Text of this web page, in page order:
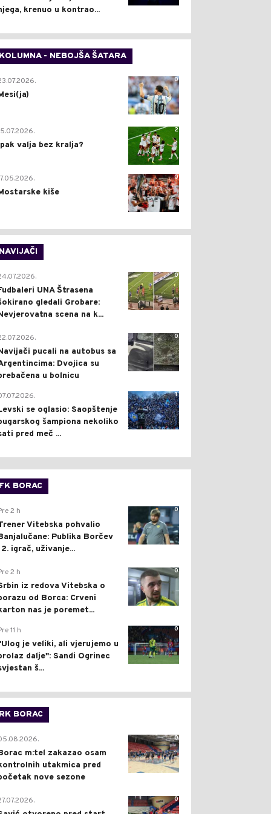
krenuo u kontrao...
KOLUMNA - NEBOJŠA ŠATARA
0
2
valja bez kralja?
0
kiše
NAVIJAČI
0
UNA Štrasena
gledali Grobare:
scena na k...
0
pucali na autobus sa
Dvojica su
u bolnicu
1
se oglasio: Saopštenje
šampiona nekoliko
pred meč ...
FK BORAC
0
2 h
Vitebska pohvalio
Publika Borčev
igrač, uživanje...
0
2 h
iz redova Vitebska o
od Borca: Crveni
nas je poremet...
0
11 h
je veliki, ali vjerujemo u
dalje": Sandi Ogrinec
š...
RK BORAC
0
m:tel zakazao osam
utakmica pred
nove sezone
0